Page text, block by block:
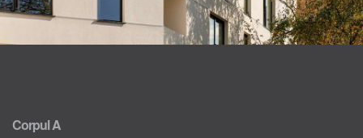
Corpul A